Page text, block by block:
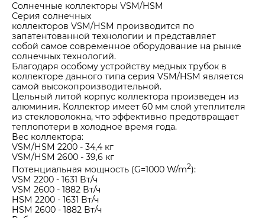
Солнечные коллекторы VSM/HSM
Серия солнечных
коллекторов VSM/HSM производится по
запатентованной технологии и представляет
собой самое современное оборудование на рынке
солнечных технологий.
Благодаря особому устройству медных трубок в
коллекторе данного типа серия VSM/HSM является
самой высокопроизводительной.
Цельный литой корпус коллектора произведен из
алюминия. Коллектор имеет 60 мм слой утеплителя
из стекловолокна, что эффективно предотвращает
теплопотери в холодное время года.
Вес коллектора:
VSM/HSM 2200 - 34,4 кг
VSM/HSM 2600 - 39,6 кг
Потенциальная мощность (G=1000 W/m2):
VSM 2200 - 1631 Вт/ч
VSM 2600 - 1882 Вт/ч
HSM 2200 - 1631 Вт/ч
HSM 2600 - 1882 Вт/ч